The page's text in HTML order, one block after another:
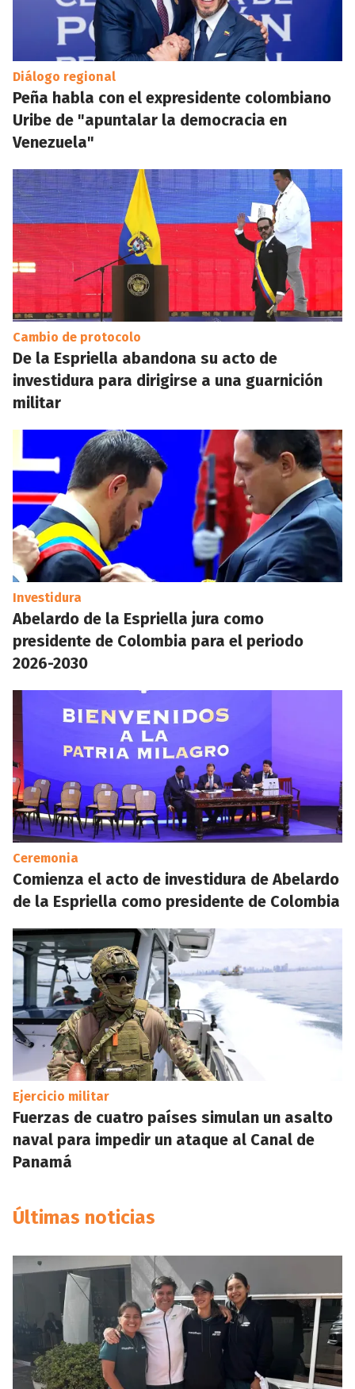
Diálogo regional
Peña habla con el expresidente colombiano
Uribe de "apuntalar la democracia en
Venezuela"
Cambio de protocolo
De la Espriella abandona su acto de
investidura para dirigirse a una guarnición
militar
Investidura
Abelardo de la Espriella jura como
presidente de Colombia para el periodo
2026-2030
Ceremonia
Comienza el acto de investidura de Abelardo
de la Espriella como presidente de Colombia
Ejercicio militar
Fuerzas de cuatro países simulan un asalto
naval para impedir un ataque al Canal de
Panamá
Últimas noticias